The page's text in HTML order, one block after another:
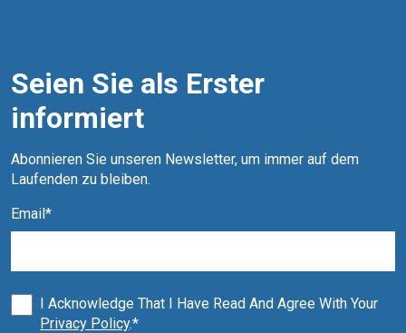
Seien Sie als Erster
informiert
Abonnieren Sie unseren Newsletter, um immer auf dem
Laufenden zu bleiben.
Email*
I Acknowledge That I Have Read And Agree With Your
Privacy Policy.*